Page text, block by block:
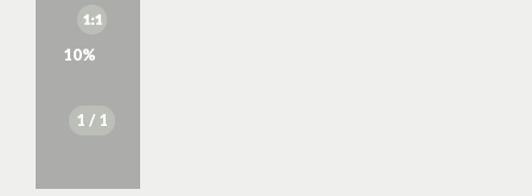
10%
1 / 1